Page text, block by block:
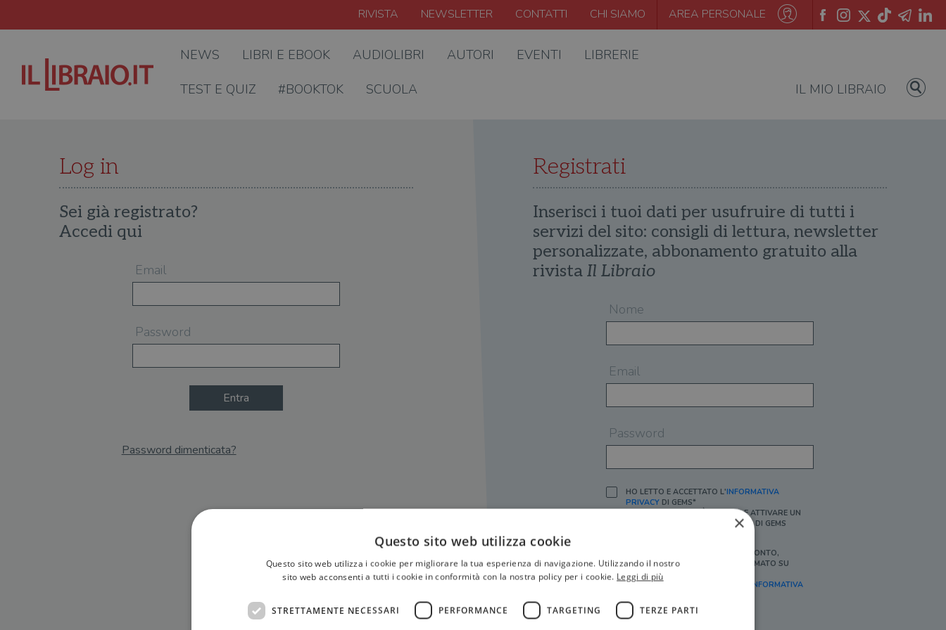
RIVISTA NEWSLETTER CONTATTI CHI SIAMO AREA PERSONALE
NEWS LIBRI E EBOOK AUDIOLIBRI AUTORI EVENTI LIBRERIE
TEST E QUIZ #BOOKTOK SCUOLA IL MIO LIBRAIO
Log in
Sei già registrato?
Accedi qui
Email
Password
Entra
Password dimenticata?
Registrati
Inserisci i tuoi dati per usufruire di tutti i
servizi del sito: consigli di lettura, newsletter
personalizzate, abbonamento gratuito alla
rivista Il Libraio
Nome
Email
Password
HO LETTO E ACCETTATO L'INFORMATIVA
PRIVACYDI GEMS*
IN MANCANZA NON È POSSIBILE ATTIVARE UN
ACCOUNT E/O RICEVERE I SERVIZI DI GEMS
SÌ, DESIDERO RICEVERE BUONI SCONTO,
OFFERTE SPECIALI, ESSERE INFORMATO SU
PROMOZIONI E NOVITÀ.
[FINALITÀ MARKETING, ART.2 (E),
INFORMATIVA
×
Questo sito web utilizza cookie
Questo sito web utilizza i cookie per migliorare la tua esperienza di navigazione. Utilizzando il nostro
sito web acconsenti a tutti i cookie in conformità con la nostra policy per i cookie. Leggi di più
STRETTAMENTE NECESSARI PERFORMANCE TARGETING TERZE PARTI